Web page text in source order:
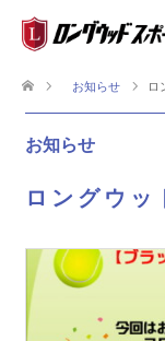
お知らせ ロ
お知らせ
ロングウッ